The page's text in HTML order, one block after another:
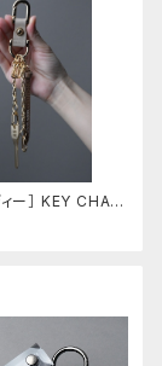
ー］ KEY CHAIN
ジュ